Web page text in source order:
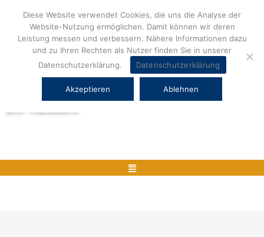
springen
Herstellerneutrale ERP Beratung und
Menü
Diese Website verwendet Cookies, die uns die Analyse der
Website-Nutzung ermöglichen. Damit können wir deren
Leistung messen und verbessern. Nähere Informationen dazu
und zu Ihren Rechten als Nutzer finden Sie in unserer
Datenschutzerklärung.
Datenschutzerklärung
Akzeptieren Ablehnen